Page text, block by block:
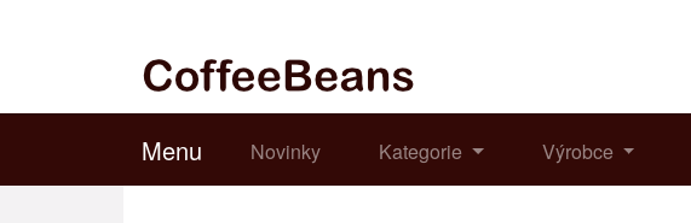
Menu Novinky Kategorie Výrobce